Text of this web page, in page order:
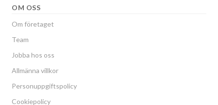
OM OSS
Om företaget
Team
Jobba hos oss
Allmänna villkor
Personuppgiftspolicy
Cookiepolicy